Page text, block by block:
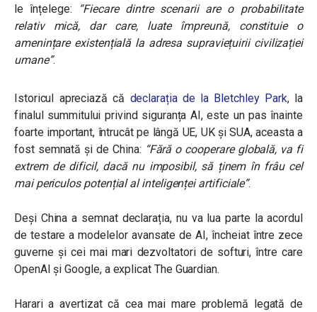
le înțelege:
“Fiecare dintre scenarii are o probabilitate
relativ mică, dar care, luate împreună, constituie o
amenințare existențială la adresa supraviețuirii civilizației
umane”.
Istoricul apreciază că declarația de la Bletchley Park, la
finalul summitului privind siguranța AI, este un pas înainte
foarte important, întrucât pe lângă UE, UK și SUA, aceasta a
fost semnată și de China: “Fără o cooperare globală, va fi
extrem de dificil, dacă nu imposibil, să ținem în frâu cel
mai periculos potențial al inteligenței artificiale”.
Deși China a semnat declarația, nu va lua parte la acordul
de testare a modelelor avansate de AI, încheiat între zece
guverne și cei mai mari dezvoltatori de softuri, între care
OpenAI și Google, a explicat The Guardian.
Harari a avertizat că cea mai mare problemă legată de